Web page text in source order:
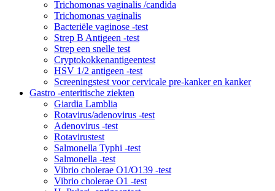
Trichomonas vaginalis /candida
Trichomonas vaginalis
Bacteriële vaginose -test
Strep B Antigeen -test
Strep een snelle test
Cryptokokkenantigeentest
HSV 1/2 antigeen -test
Screeningstest voor cervicale pre-kanker en kanker
Gastro -enteritische ziekten
Giardia Lamblia
Rotavirus/adenovirus -test
Adenovirus -test
Rotavirustest
Salmonella Typhi -test
Salmonella -test
Vibrio cholerae O1/O139 -test
Vibrio cholerae O1 -test